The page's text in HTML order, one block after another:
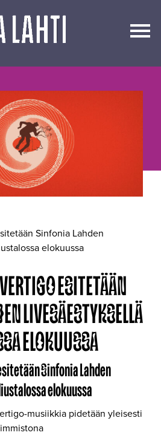
Sinfonia Lahden
elokuussa
ESITETÄÄN
LIVESÄESTYKSELLÄ
ELOKUUSSA
Sinfonia Lahden
elokuussa
musiikkia pidetään yleisesti